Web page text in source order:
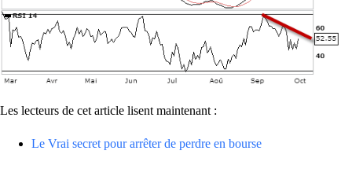
Les lecteurs de cet article lisent maintenant :
Le Vrai secret pour arrêter de perdre en bourse